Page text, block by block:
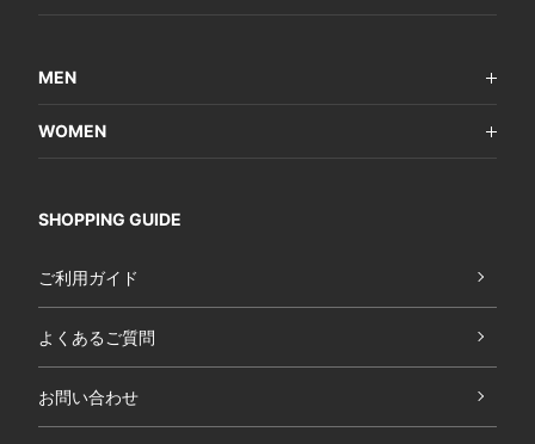
MEN
WOMEN
SHOPPING GUIDE
ご利用ガイド
よくあるご質問
お問い合わせ